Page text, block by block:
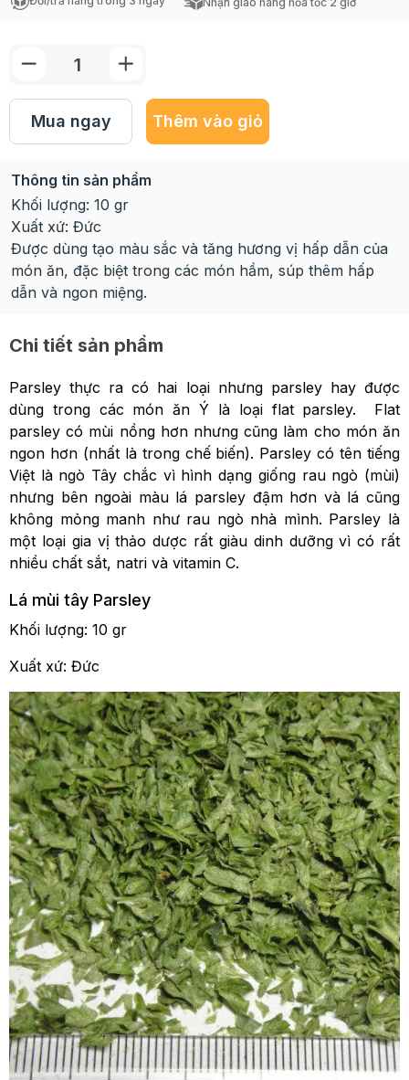
Mua ngay Thêm vào giỏ
Thông tin sản phẩm
Khối lượng: 10 gr
Xuất xứ: Đức
Được dùng tạo màu sắc và tăng hương vị hấp dẫn của
món ăn, đặc biệt trong các món hầm, súp thêm hấp
dẫn và ngon miệng.
Chi tiết sản phẩm
Parsley thực ra có hai loại nhưng parsley hay được
dùng trong các món ăn Ý là loại flat parsley. Flat
parsley có mùi nồng hơn nhưng cũng làm cho món ăn
ngon hơn (nhất là trong chế biến). Parsley có tên tiếng
Việt là ngò Tây chắc vì hình dạng giống rau ngò (mùi)
nhưng bên ngoài màu lá parsley đậm hơn và lá cũng
không mỏng manh như rau ngò nhà mình. Parsley là
một loại gia vị thảo dược rất giàu dinh dưỡng vì có rất
nhiều chất sắt, natri và vitamin C.
Lá mùi tây Parsley
Khối lượng: 10 gr
Xuất xứ: Đức